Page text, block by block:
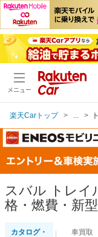
メニュー
楽天Carトップ
スバル トレイ
格・燃費・新
カタログ・
車買取